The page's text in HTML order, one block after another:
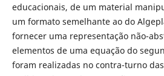
educacionais, de um material
um formato semelhante ao do
fornecer uma representação não-
elementos de uma equação do
foram realizadas no contra-turno